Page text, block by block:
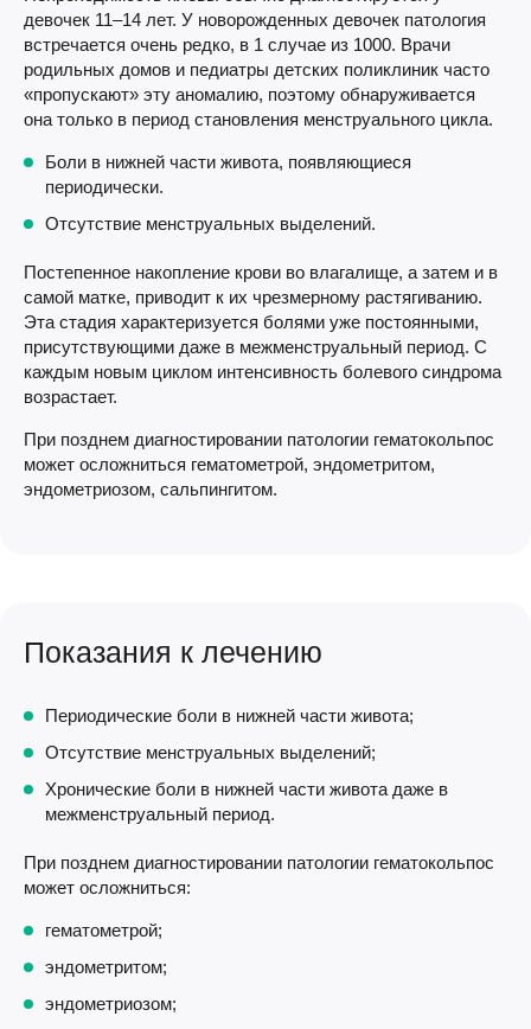
девочек 11–14 лет. У новорожденных девочек патология
встречается очень редко, в 1 случае из 1000. Врачи
родильных домов и педиатры детских поликлиник часто
«пропускают» эту аномалию, поэтому обнаруживается
она только в период становления менструального цикла.
Боли в нижней части живота, появляющиеся
периодически.
Отсутствие менструальных выделений.
Постепенное накопление крови во влагалище, а затем и в
самой матке, приводит к их чрезмерному растягиванию.
Эта стадия характеризуется болями уже постоянными,
присутствующими даже в межменструальный период. С
каждым новым циклом интенсивность болевого синдрома
возрастает.
При позднем диагностировании патологии гематокольпос
может осложниться гематометрой, эндометритом,
эндометриозом, сальпингитом.
Показания к лечению
Периодические боли в нижней части живота;
Отсутствие менструальных выделений;
Хронические боли в нижней части живота даже в
межменструальный период.
При позднем диагностировании патологии гематокольпос
может осложниться:
гематометрой;
эндометритом;
эндометриозом;